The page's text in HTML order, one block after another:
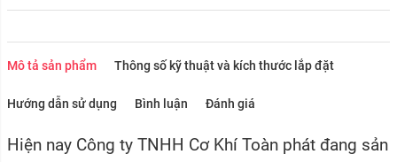
Mô tả sản phẩm Thông số kỹ thuật và kích thước lắp đặt
Hướng dẫn sử dụng Bình luận Đánh giá
Hiện nay Công ty TNHH Cơ Khí Toàn phát đang sản